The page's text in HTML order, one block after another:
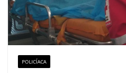
POLICÍACA